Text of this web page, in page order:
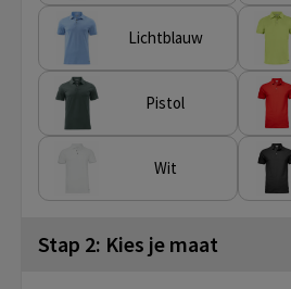
Lichtblauw
Pistol
Wit
Stap 2: Kies je maat